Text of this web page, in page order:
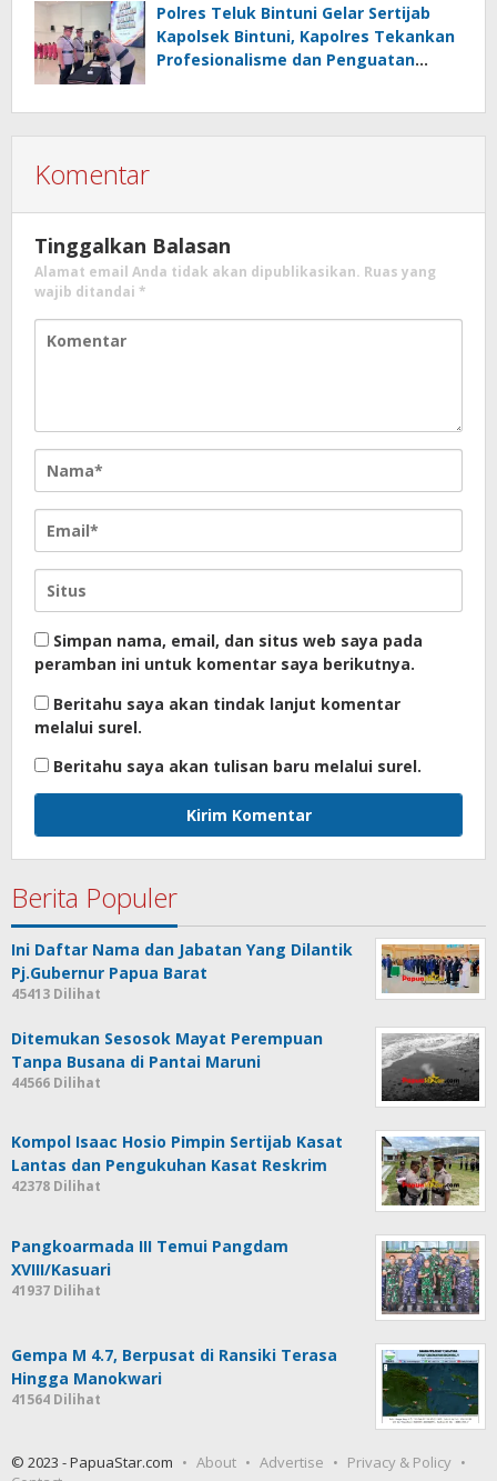
Polres Teluk Bintuni Gelar Sertijab
Kapolsek Bintuni, Kapolres Tekankan
Profesionalisme dan Penguatan
Komentar
Tinggalkan Balasan
Alamat email Anda tidak akan dipublikasikan. Ruas yang
wajib ditandai *
Simpan nama, email, dan situs web saya pada
peramban ini untuk komentar saya berikutnya.
Beritahu saya akan tindak lanjut komentar
melalui surel.
Beritahu saya akan tulisan baru melalui surel.
Berita Populer
Ini Daftar Nama dan Jabatan Yang Dilantik
Pj.Gubernur Papua Barat
45413 Dilihat
Ditemukan Sesosok Mayat Perempuan
Tanpa Busana di Pantai Maruni
44566 Dilihat
Kompol Isaac Hosio Pimpin Sertijab Kasat
Lantas dan Pengukuhan Kasat Reskrim
42378 Dilihat
Pangkoarmada III Temui Pangdam
XVIII/Kasuari
41937 Dilihat
Gempa M 4.7, Berpusat di Ransiki Terasa
Hingga Manokwari
41564 Dilihat
© 2023 - PapuaStar.com About Advertise
Privacy & Policy